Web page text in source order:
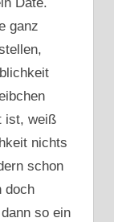
ganz
ist, weiß
nichts
schon
doch
so ein